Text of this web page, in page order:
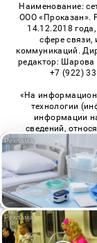
Наименование:
ООО «Проказан».
14.12.2018
сфере
коммуникаций.
редактор: Шарова
+7 (922)
«На
технологии
информации
сведений,
технологий в
© 2026
Мы
вы
ваши